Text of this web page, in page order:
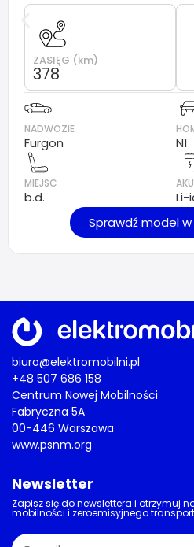
ZASIĘG (km)
378
NADWOZIE
Furgon N1
MIEJSC
b.d.
Li-
Sprawdź model
biuro@elektromobilni.pl
+48 507 686 158
Centrum Nowej Mobilności
Fabryczna 5A
00-446 Warszawa
www.psnm.org
Newsletter
Zapisz się do newslettera i otrzymuj
mobilności i zeroemisyjnego